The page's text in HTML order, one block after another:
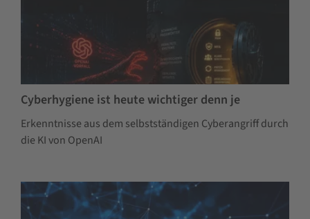
Cyberhygiene ist heute wichtiger denn je
Erkenntnisse aus dem selbstständigen Cyberangriff durch
die KI von OpenAI